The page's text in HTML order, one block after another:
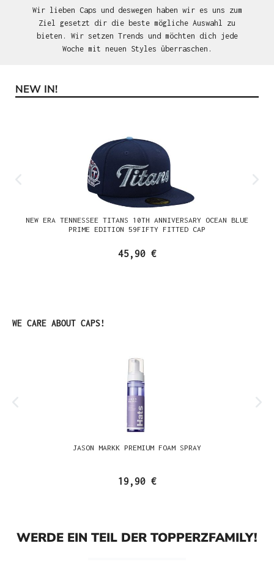
Wir lieben Caps und deswegen haben wir es uns zum
Ziel gesetzt dir die beste mögliche Auswahl zu
bieten. Wir setzen Trends und möchten dich jede
Woche mit neuen Styles überraschen.
Produktgalerie überspringen
NEW IN!
NEW ERA TENNESSEE TITANS 10TH ANNIVERSARY OCEAN BLUE
PRIME EDITION 59FIFTY FITTED CAP
45,90 €
Produktgalerie überspringen
WE CARE ABOUT CAPS!
JASON MARKK PREMIUM FOAM SPRAY
19,90 €
WERDE EIN TEIL DER TOPPERZFAMILY!